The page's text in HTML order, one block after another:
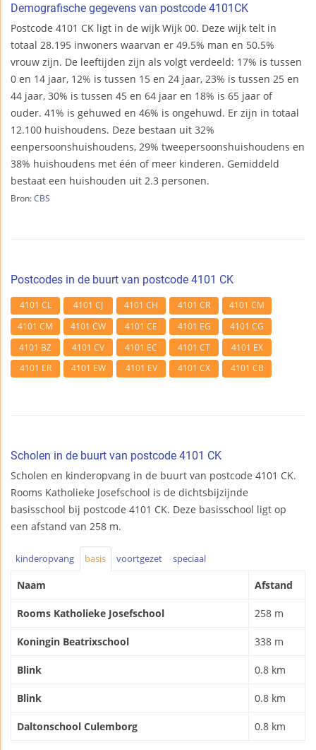
Demografische gegevens van postcode 4101CK
Postcode 4101 CK ligt in de wijk Wijk 00. Deze wijk telt in
totaal 28.195 inwoners waarvan er 49.5% man en 50.5%
vrouw zijn. De leeftijden zijn als volgt verdeeld: 17% is tussen
0 en 14 jaar, 12% is tussen 15 en 24 jaar, 23% is tussen 25 en
44 jaar, 30% is tussen 45 en 64 jaar en 18% is 65 jaar of
ouder. 41% is gehuwed en 46% is ongehuwd. Er zijn in totaal
12.100 huishoudens. Deze bestaan uit 32%
eenpersoonshuishoudens, 29% tweepersoonshuishoudens en
38% huishoudens met één of meer kinderen. Gemiddeld
bestaat een huishouden uit 2.3 personen.
Bron: CBS
Postcodes in de buurt van postcode 4101 CK
4101 CL 4101 CJ 4101 CH 4101 CR
4101 CM
4101 CM
4101 CW 4101 CE 4101 EG
4101 CG
4101 BZ
4101 CV 4101 EC 4101 CT
4101 EX
4101 ER
4101 EW 4101 EV 4101 CX 4101 CB
Scholen in de buurt van postcode 4101 CK
Scholen en kinderopvang in de buurt van postcode 4101 CK.
Rooms Katholieke Josefschool is de dichtsbijzijnde
basisschool bij postcode 4101 CK. Deze basisschool ligt op
een afstand van 258 m.
kinderopvang basis voortgezet speciaal
Naam Afstand
Rooms Katholieke Josefschool 258 m
Koningin Beatrixschool 338 m
Blink 0.8 km
Blink 0.8 km
Daltonschool Culemborg 0.8 km